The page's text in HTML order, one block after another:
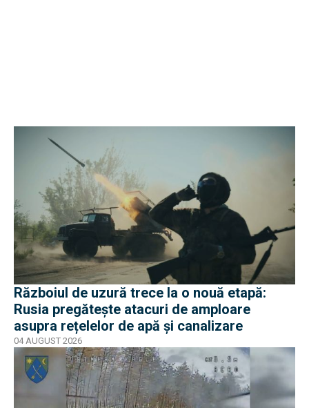
Războiul de uzură trece la o nouă etapă:
Rusia pregătește atacuri de amploare
asupra rețelelor de apă și canalizare
04 AUGUST 2026